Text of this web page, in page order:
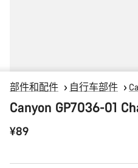
部件和配件 自行车部件
Canyon GP7036-01
¥89